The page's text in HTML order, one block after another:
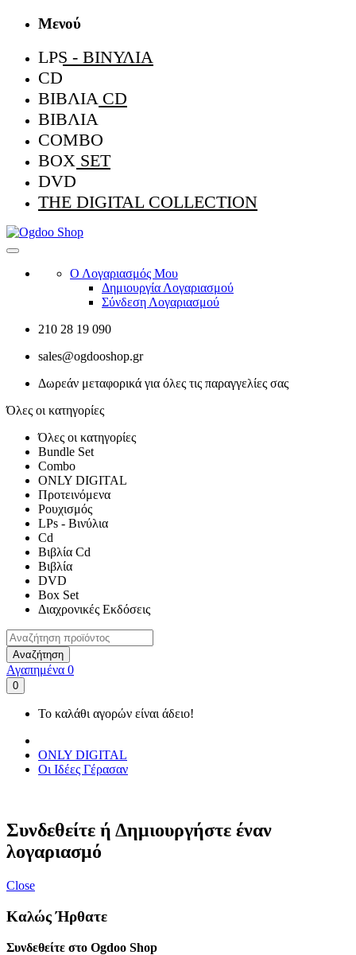
Μενού
LPS - ΒΙΝΎΛΙΑ
CD
ΒΙΒΛΊΑ CD
ΒΙΒΛΊΑ
COMBO
BOX SET
DVD
THE DIGITAL COLLECTION
Ο Λογαριασμός Μου
Δημιουργία Λογαριασμού
Σύνδεση Λογαριασμού
210 28 19 090
sales@ogdooshop.gr
Δωρεάν μεταφορικά για όλες τις παραγγελίες σας
Όλες οι κατηγορίες
Όλες οι κατηγορίες
Bundle Set
Combo
ONLY DIGITAL
Προτεινόμενα
Ρουχισμός
LPs - Βινύλια
Cd
Βιβλία Cd
Βιβλία
DVD
Box Set
Διαχρονικές Εκδόσεις
Αναζήτηση
Αγαπημένα 0
0
Το καλάθι αγορών είναι άδειο!
ONLY DIGITAL
Οι Ιδέες Γέρασαν
Συνδεθείτε ή Δημιουργήστε έναν
λογαριασμό
Close
Καλώς Ήρθατε
Συνδεθείτε στο Ogdoo Shop